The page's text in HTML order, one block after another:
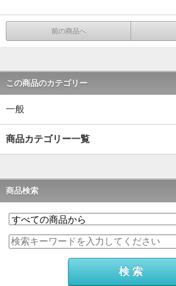
前の商品へ
この商品のカテゴリー
一般
商品カテゴリー一覧
商品検索